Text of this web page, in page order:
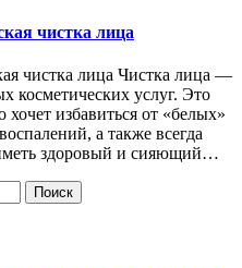
чистка лица
чистка лица Чистка лица —
косметических услуг. Это
хочет избавиться от «белых»
а также всегда
здоровый и сияющий…